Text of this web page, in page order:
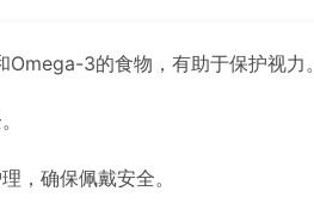
3的食物，有助于保护视力。
，确保佩戴安全。